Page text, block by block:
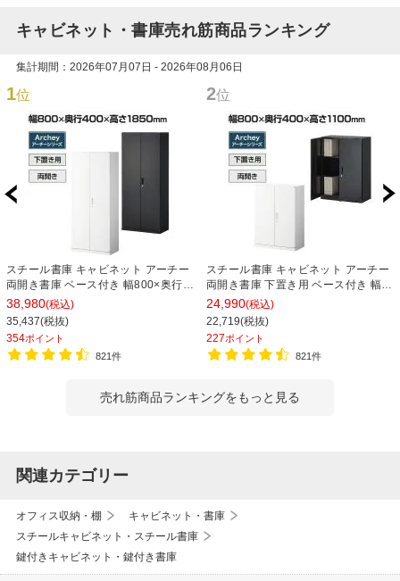
キャビネット・書庫売れ筋商品ランキング
集計期間：2026年07月07日 - 2026年08月06日
1位
スチール書庫 キャビネット アーチー
両開き書庫 ベース付き 幅800×奥行
400×高さ1850mm
38,980(税込)
35,437(税抜)
354ポイント
821件
2位
スチール書庫 キャビネット アーチー
両開き書庫 下置き用 ベース付き 幅
800×奥行400×高さ1100mm
24,990(税込)
22,719(税抜)
227ポイント
821件
売れ筋商品ランキングをもっと見る
関連カテゴリー
オフィス収納・棚
キャビネット・書庫
スチールキャビネット・スチール書庫
鍵付きキャビネット・鍵付き書庫